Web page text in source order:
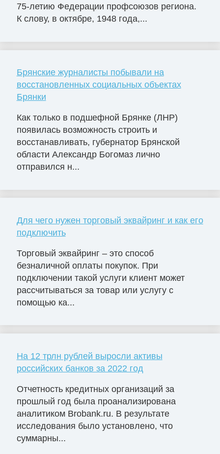
75-летию Федерации профсоюзов региона.
К слову, в октябре, 1948 года,...
Брянские журналисты побывали на
восстановленных социальных объектах
Брянки
Как только в подшефной Брянке (ЛНР)
появилась возможность строить и
восстанавливать, губернатор Брянской
области Александр Богомаз лично
отправился н...
Для чего нужен торговый эквайринг и как его
подключить
Торговый эквайринг – это способ
безналичной оплаты покупок. При
подключении такой услуги клиент может
рассчитываться за товар или услугу с
помощью ка...
На 12 трлн рублей выросли активы
российских банков за 2022 год
Отчетность кредитных организаций за
прошлый год была проанализирована
аналитиком Brobank.ru. В результате
исследования было установлено, что
суммарны...